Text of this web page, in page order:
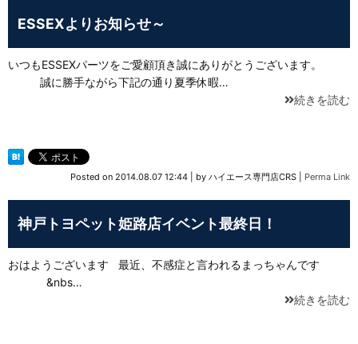
ESSEXよりお知らせ～
いつもESSEXパーツをご愛顧頂き誠にありがとうございます。
誠に勝手ながら下記の通り夏季休暇…
続きを読む
Posted on 2014.08.07 12:44 by ハイエース専門店CRS Perma Link
神戸トヨペット姫路店イベント最終日！
おはようございます 最近、不感症と言われるまっちゃんです
&nbs…
続きを読む